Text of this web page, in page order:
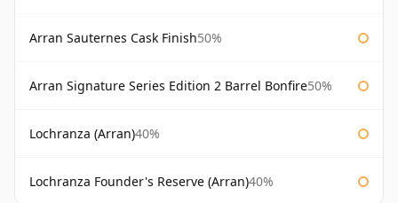
Arran Sauternes Cask Finish50%
Arran Signature Series Edition 2 Barrel Bonfire50%
Lochranza (Arran)40%
Lochranza Founder's Reserve (Arran)40%